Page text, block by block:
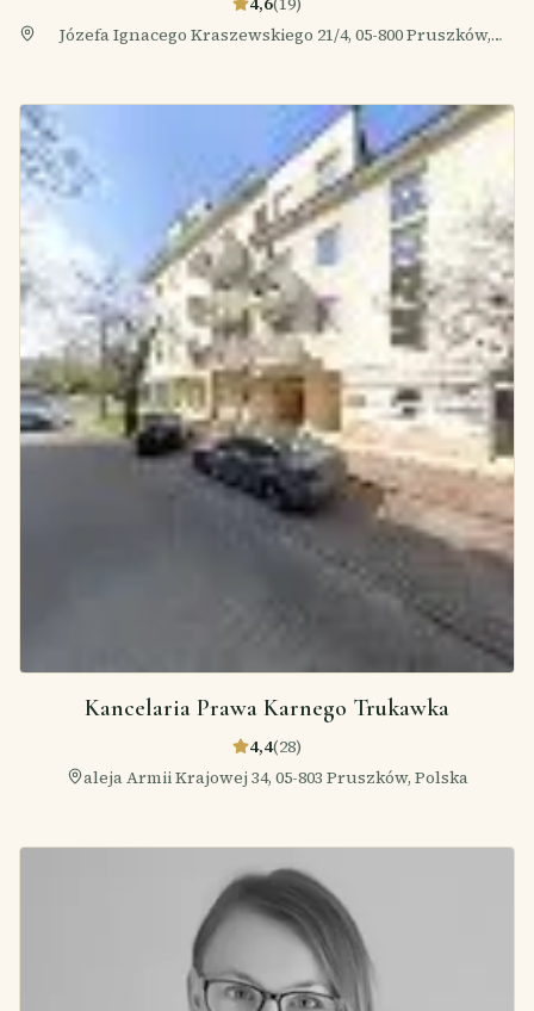
Józefa Ignacego Kraszewskiego 21/4, 05-800 Pruszków,
Kancelaria Prawa Karnego Trukawka
4,4(28)
aleja Armii Krajowej 34, 05-803 Pruszków, Polska